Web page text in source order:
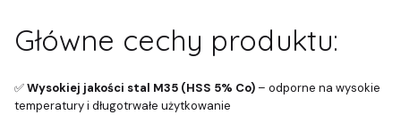
Główne cechy produktu:
✅Wysokiej jakości stal M35 (HSS 5% Co) – odporne na wysokie
temperatury i długotrwałe użytkowanie